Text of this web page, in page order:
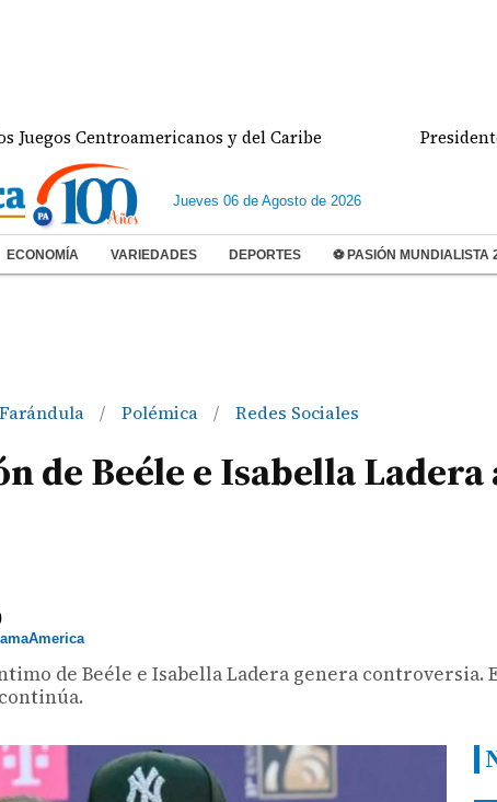
Centroamericanos y del Caribe Presidente del
Jueves 06 de Agosto de 2026
ECONOMÍA VARIEDADES DEPORTES ⚽ PASIÓN MUNDIALISTA
Farándula / Polémica / Redes Sociales
de Beéle e Isabella
de Beéle e Isabella Ladera genera controversia.